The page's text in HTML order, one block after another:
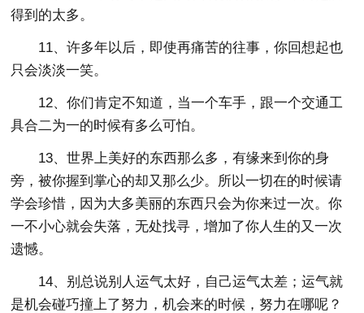
得到的太多。
11、许多年以后，即使再痛苦的往事，你回想起也
只会淡淡一笑。
12、你们肯定不知道，当一个车手，跟一个交通工
具合二为一的时候有多么可怕。
13、世界上美好的东西那么多，有缘来到你的身
旁，被你握到掌心的却又那么少。所以一切在的时候请
学会珍惜，因为大多美丽的东西只会为你来过一次。你
一不小心就会失落，无处找寻，增加了你人生的又一次
遗憾。
14、别总说别人运气太好，自己运气太差；运气就
是机会碰巧撞上了努力，机会来的时候，努力在哪呢？